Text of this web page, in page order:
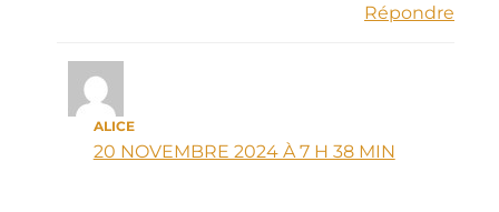
Répondre
ALICE
20 NOVEMBRE 2024 À 7 H 38 MIN